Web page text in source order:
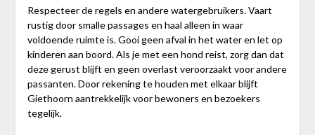
Respecteer de regels en andere watergebruikers. Vaart
rustig door smalle passages en haal alleen in waar
voldoende ruimte is. Gooi geen afval in het water en let op
kinderen aan boord. Als je met een hond reist, zorg dan dat
deze gerust blijft en geen overlast veroorzaakt voor andere
passanten. Door rekening te houden met elkaar blijft
Giethoorn aantrekkelijk voor bewoners en bezoekers
tegelijk.